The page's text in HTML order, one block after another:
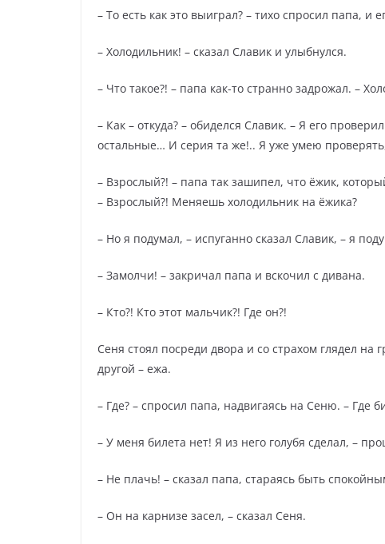
– То есть как это выиграл? – тихо спросил папа, и
– Холодильник! – сказал Славик и улыбнулся.
– Что такое?! – папа как-то странно задрожал. –
– Как – откуда? – обиделся Славик. – Я его
остальные… И серия та же!.. Я уже умею
– Взрослый?! – папа так зашипел, что ёжик,
– Взрослый?! Меняешь холодильник на ёжика?
– Но я подумал, – испуганно сказал Славик, – я
– Замолчи! – закричал папа и вскочил с дивана.
– Кто?! Кто этот мальчик?! Где он?!
Сеня стоял посреди двора и со страхом глядел на
другой – ежа.
– Где? – спросил папа, надвигаясь на Сеню. – Где
– У меня билета нет! Я из него голубя сделал, –
– Не плачь! – сказал папа, стараясь быть
– Он на карнизе засел, – сказал Сеня.